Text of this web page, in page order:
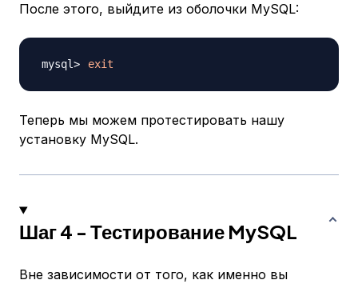
После этого, выйдите из оболочки MySQL:
exit
Теперь мы можем протестировать нашу
установку MySQL.
Шаг 4 - Тестирование MySQL
Вне зависимости от того, как именно вы